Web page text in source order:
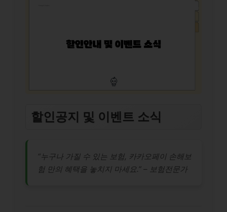
할인공지 및 이벤트 소식
“누구나 가질 수 있는 보험, 카카오페이 손해보
험 만의 혜택을 놓치지 마세요.” – 보험전문가